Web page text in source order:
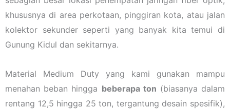
khususnya di area perkotaan, pinggiran kota, atau jalan
kolektor sekunder seperti yang banyak kita temui di
Gunung Kidul dan sekitarnya.
Material Medium Duty yang kami gunakan mampu
menahan beban hingga beberapa ton (biasanya dalam
rentang 12,5 hingga 25 ton, tergantung desain spesifik),